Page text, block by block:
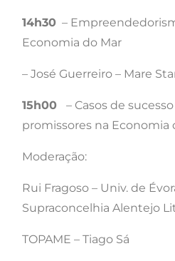
14h30 –
Economia do Mar
– José Guerreiro – Mare
15h00
– Casos de
promissores na Economia
Moderação:
Rui Fragoso – Univ. de
Supraconcelhia Alentejo
TOPAME – Tiago Sá